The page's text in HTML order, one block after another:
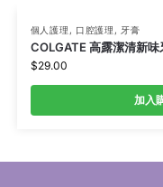
個人護理 , 口腔護理 , 牙膏
COLGATE 高露潔清新
$29.00
加入